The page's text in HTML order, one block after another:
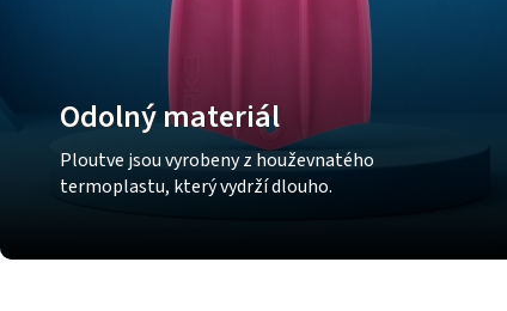
Odolný materiál
Ploutve jsou vyrobeny z houževnatého
termoplastu, který vydrží dlouho.